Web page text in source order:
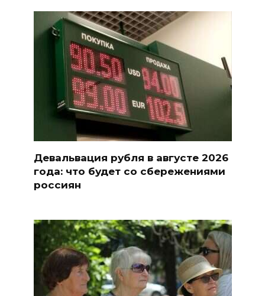
Девальвация рубля в августе 2026
года: что будет со сбережениями
россиян